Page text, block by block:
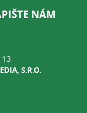
NÁM
13
S.R.O.